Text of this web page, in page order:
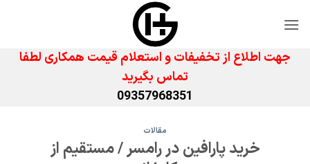
جهت اطلاع از تخفیفات و استعلام قیمت همکاری لطفا
تماس بگیرید
09357968351
مقالات
خرید پارافین در رامسر / مستقیم از